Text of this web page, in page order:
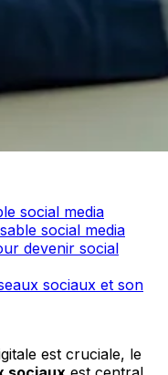
social media
social media
devenir social
sociaux et son
est cruciale, le